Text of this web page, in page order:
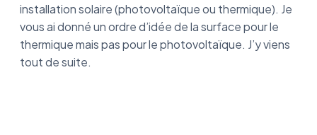
installation solaire (photovoltaïque ou thermique). Je
vous ai donné un ordre d’idée de la surface pour le
thermique mais pas pour le photovoltaïque. J’y viens
tout de suite.